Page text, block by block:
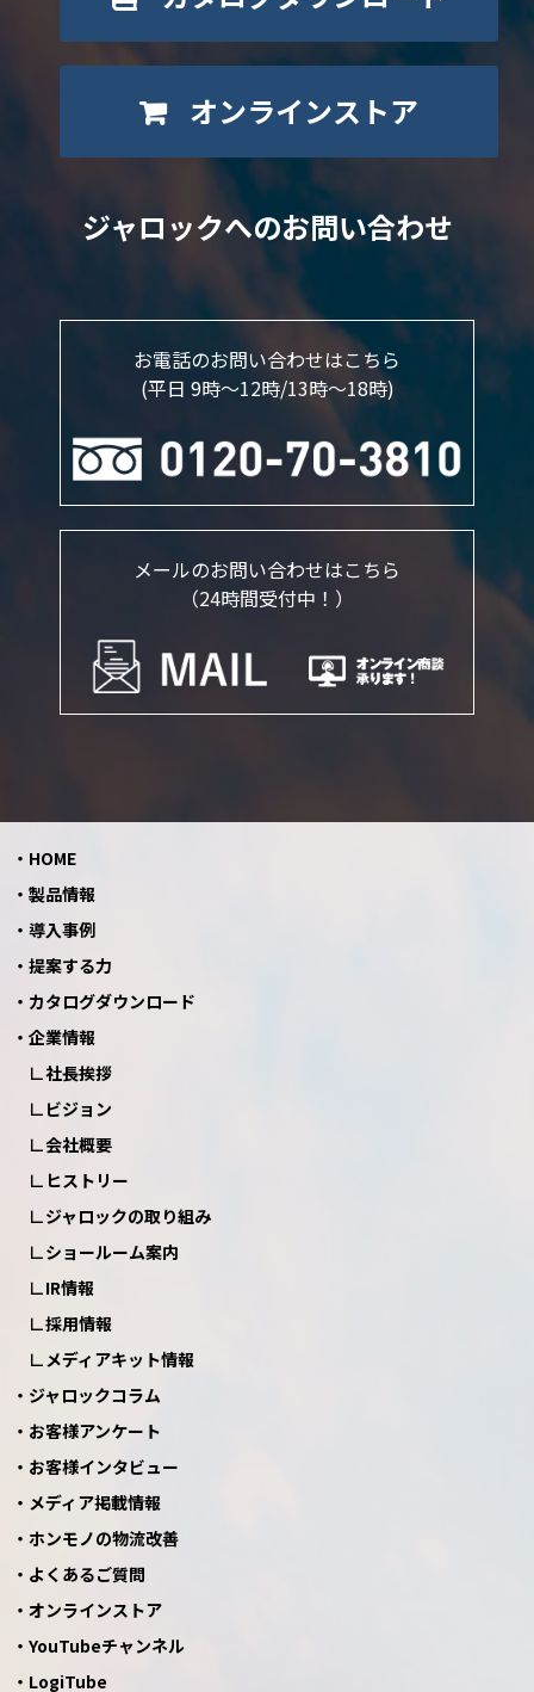
オンラインストア
ジャロックへのお問い合わせ
お電話のお問い合わせはこちら
(平日 9時～12時/13時〜18時)
メールのお問い合わせはこちら
（24時間受付中！）
HOME
製品情報
導入事例
提案する力
カタログダウンロード
企業情報
社長挨拶
ビジョン
会社概要
ヒストリー
ジャロックの取り組み
ショールーム案内
IR情報
採用情報
メディアキット情報
ジャロックコラム
お客様アンケート
お客様インタビュー
メディア掲載情報
ホンモノの物流改善
よくあるご質問
オンラインストア
YouTubeチャンネル
LogiTube